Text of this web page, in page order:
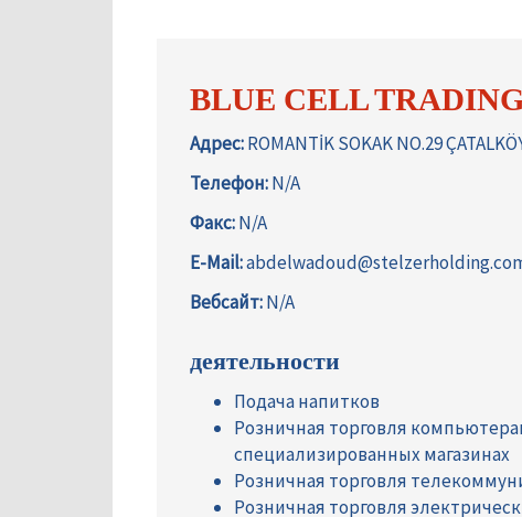
BLUE CELL
Адрес:ROMANTİK SOKAK NO.29
Телефон:N/A
Факс:N/A
E-Mail:
Вебсайт:N/A
деятельности
Подача напитков
Розничная торговля
специализированных магазинах
Розничная торговля
Розничная торговля